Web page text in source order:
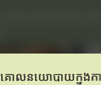
គោលនយោបាយក្នុងក